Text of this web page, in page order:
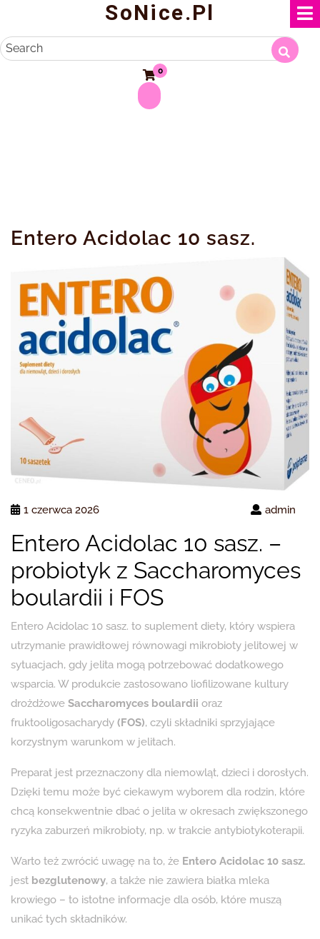
content
SoNice.pl
Search
0
Entero Acidolac 10 sasz.
1 czerwca 2026 admin
Entero Acidolac 10 sasz. –
probiotyk z Saccharomyces
boulardii i FOS
Entero Acidolac 10 sasz. to suplement diety, który wspiera
utrzymanie prawidłowej równowagi mikrobioty jelitowej w
sytuacjach, gdy jelita mogą potrzebować dodatkowego
wsparcia. W produkcie zastosowano liofilizowane kultury
drożdżowe Saccharomyces boulardii oraz
fruktooligosacharydy (FOS), czyli składniki sprzyjające
korzystnym warunkom w jelitach.
Preparat jest przeznaczony dla niemowląt, dzieci i dorosłych.
Dzięki temu może być ciekawym wyborem dla rodzin, które
chcą konsekwentnie dbać o jelita w okresach zwiększonego
ryzyka zaburzeń mikrobioty, np. w trakcie antybiotykoterapii.
Warto też zwrócić uwagę na to, że Entero Acidolac 10 sasz.
jest bezglutenowy, a także nie zawiera białka mleka
krowiego – to istotne informacje dla osób, które muszą
unikać tych składników.